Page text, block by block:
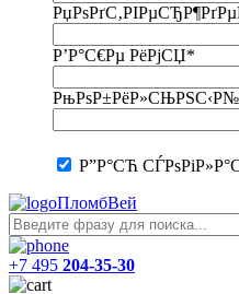
Р’Р°С€Рµ РёРјСЏ*
РњРѕР±РёР»СЊРЅС‹Р№
Р”Р°СЋ
ПломбВей
+7 495 204-35-30